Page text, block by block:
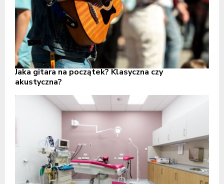
Jaka gitara na początek? Klasyczna czy
akustyczna?